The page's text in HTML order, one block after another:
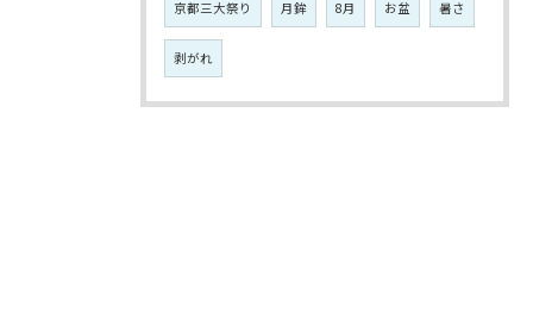
京都三大祭り 月鉾 8月 お盆 暑さ
剥がれ